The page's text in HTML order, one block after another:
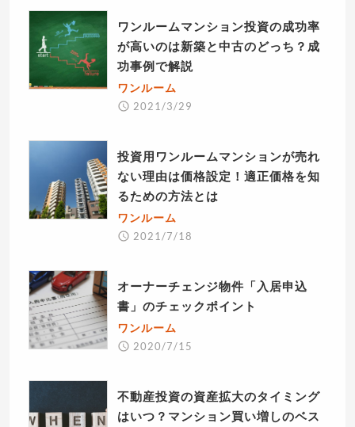
ワンルームマンション投資の成功率
が高いのは新築と中古のどっち？成
功事例で解説
ワンルーム
2021/3/29
投資用ワンルームマンションが売れ
ない理由は価格設定！適正価格を知
るための方法とは
ワンルーム
2021/7/18
オーナーチェンジ物件「入居申込
書」のチェックポイント
ワンルーム
2020/7/15
不動産投資の資産拡大のタイミング
はいつ？マンション買い増しのベス